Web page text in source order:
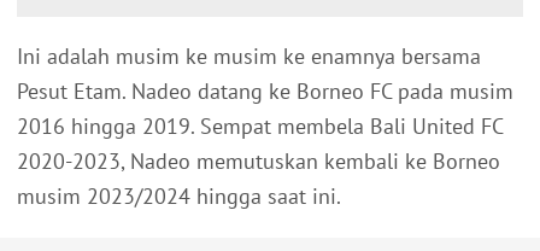
Ini adalah musim ke musim ke enamnya bersama
Pesut Etam. Nadeo datang ke Borneo FC pada musim
2016 hingga 2019. Sempat membela Bali United FC
2020-2023, Nadeo memutuskan kembali ke Borneo
musim 2023/2024 hingga saat ini.